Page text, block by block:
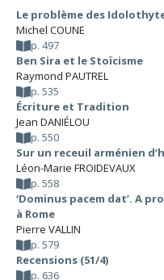
Le problème des
Michel COUNE
p. 497
Ben Sira et le Stoïcisme
Raymond PAUTREL
p. 535
Écriture et Tradition
Jean DANIÉLOU
p. 550
Sur un receuil arménien
Léon-Marie FROIDEVAUX
p. 558
‘Dominus pacem dat’. A
à Rome
Pierre VALLIN
p. 579
Recensions (51/4)
p. 636